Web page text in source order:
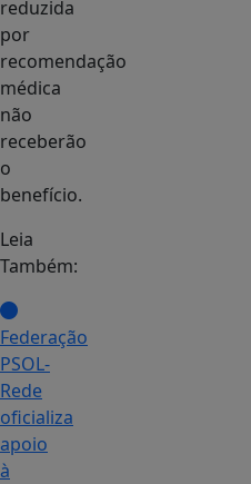
reduzida
por
recomendação
médica
não
receberão
o
benefício.
Leia
Também:
Federação
PSOL-
Rede
oficializa
apoio
à